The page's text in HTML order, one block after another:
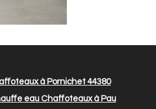
à Pornichet 44380
eau Chaffoteaux à Pau